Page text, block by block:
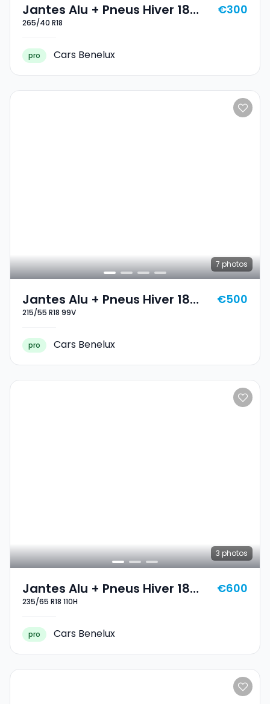
Jantes Alu + Pneus Hiver 18
265/40 R18
265/40 R18
€300
pro Cars Benelux
7 photos
Jantes Alu + Pneus Hiver 18
215/55 R18 99V
215/55 R18 99V
€500
pro Cars Benelux
3 photos
Jantes Alu + Pneus Hiver 18
235/65 R18 110H
235/65 R18 110H
€600
pro Cars Benelux